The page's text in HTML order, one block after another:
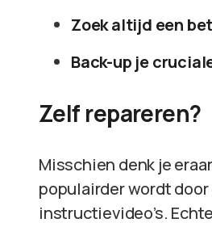
Zoek altijd een
Back-up je
Zelf repareren?
Misschien denk je
populairder wordt
instructievideo’s.